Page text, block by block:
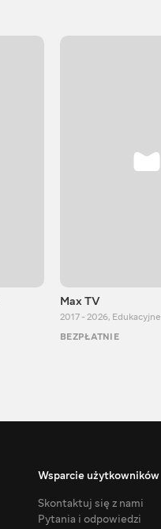
Max TV
2017 - 2026, Edukacyjne
BEZPŁATNIE
Wsparcie użytkowników
Skontaktuj się z nami
Pytania i odpowiedzi